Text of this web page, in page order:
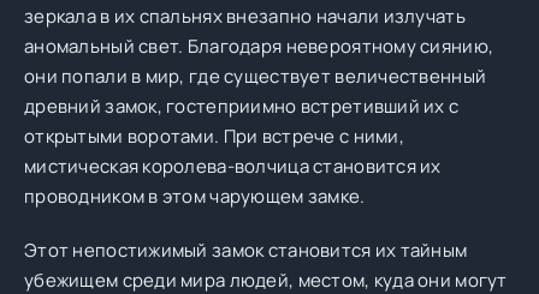
зеркала в их спальнях внезапно начали излучать
аномальный свет. Благодаря невероятному сиянию,
они попали в мир, где существует величественный
древний замок, гостеприимно встретивший их с
открытыми воротами. При встрече с ними,
мистическая королева-волчица становится их
проводником в этом чарующем замке.
Этот непостижимый замок становится их тайным
убежищем среди мира людей, местом, куда они могут